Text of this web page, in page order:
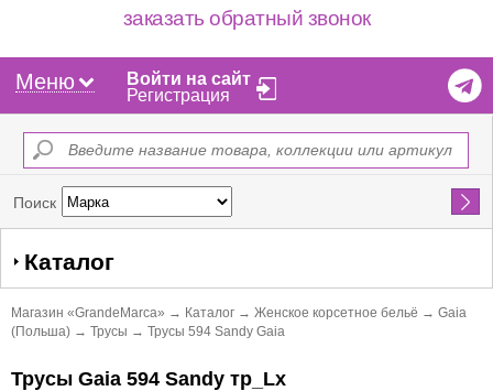
заказать обратный звонок
Меню
Войти на сайт
Регистрация
Поиск Найти
Каталог
Магазин «GrandeMarca» → Каталог → Женское корсетное бельё → Gaia
(Польша) → Трусы → Трусы 594 Sandy Gaia
Трусы Gaia 594 Sandy тр_Lx